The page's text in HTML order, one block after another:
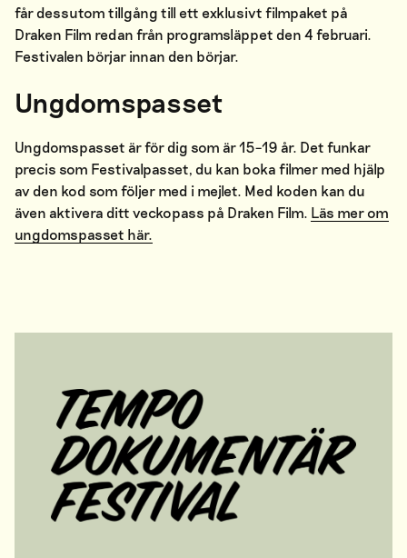
får dessutom tillgång till ett exklusivt filmpaket på
Draken Film redan från programsläppet den 4 februari.
Festivalen börjar innan den börjar.
Ungdomspasset
Ungdomspasset är för dig som är 15–19 år. Det funkar
precis som Festivalpasset, du kan boka filmer med hjälp
av den kod som följer med i mejlet. Med koden kan du
även aktivera ditt veckopass på Draken Film. Läs mer om
ungdomspasset här.